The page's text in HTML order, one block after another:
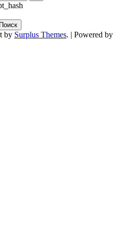
Поиск
by Surplus Themes. | Powered by